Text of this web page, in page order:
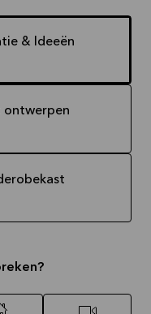
incl.
& Ideeën
ontwerpen